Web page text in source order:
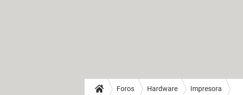
Foros Hardware Impresora